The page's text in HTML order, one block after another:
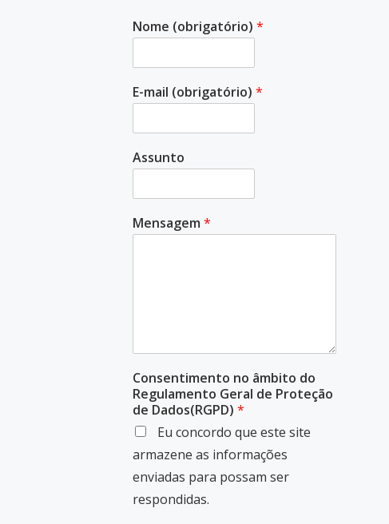
Nome (obrigatório) *
E-mail (obrigatório) *
Assunto
Mensagem *
Consentimento no âmbito do
Regulamento Geral de Proteção
de Dados(RGPD) *
Eu concordo que este site
armazene as informações
enviadas para possam ser
respondidas.